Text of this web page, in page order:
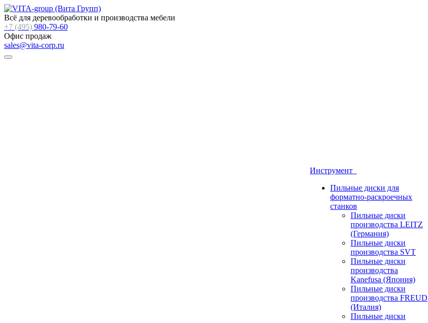
Всё для деревообработки и производства мебели
+7 (495) 980-79-60
Офис продаж
sales@vita-corp.ru
Инструмент
Пильные диски для
форматно-раскроечных
станков
Пильные диски
производства LEITZ
(Германия)
Пильные диски
производства SVT
Пильные диски
производства
Kanefusa (Япония)
Пильные диски
производства FREUD
(Италия)
Пильные диски